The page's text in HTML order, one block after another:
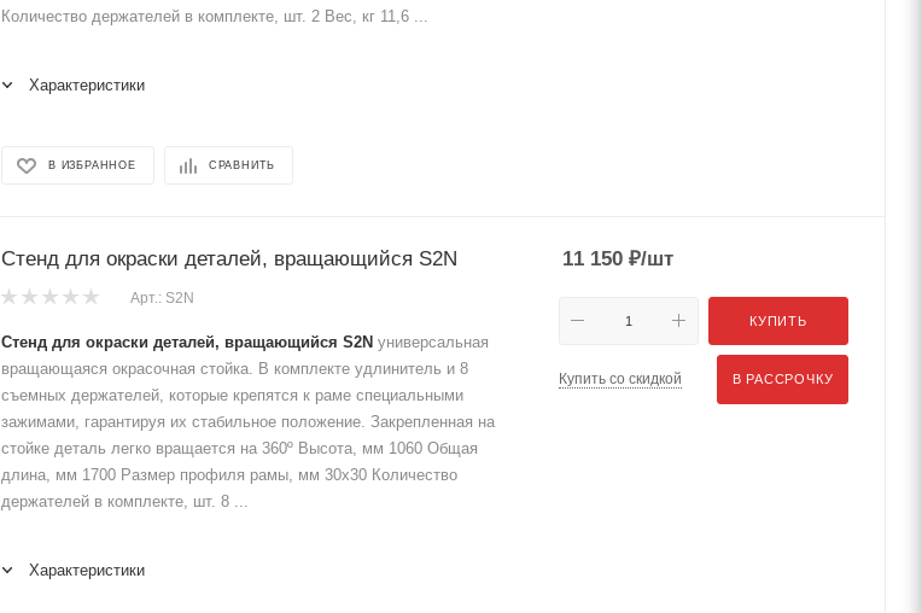
Количество держателей в комплекте, шт. 2 Вес, кг 11,6 ...
Характеристики
В ИЗБРАННОЕ СРАВНИТЬ
Стенд для окраски деталей, вращающийся S2N
Арт.: S2N
Стенд для окраски деталей, вращающийся S2N универсальная
вращающаяся окрасочная стойка. В комплекте удлинитель и 8
съемных держателей, которые крепятся к раме специальными
зажимами, гарантируя их стабильное положение. Закрепленная на
стойке деталь легко вращается на 360º Высота, мм 1060 Общая
длина, мм 1700 Размер профиля рамы, мм 30х30 Количество
держателей в комплекте, шт. 8 ...
Характеристики
11 150 ₽/шт
КУПИТЬ
Купить со скидкой В РАССРОЧКУ